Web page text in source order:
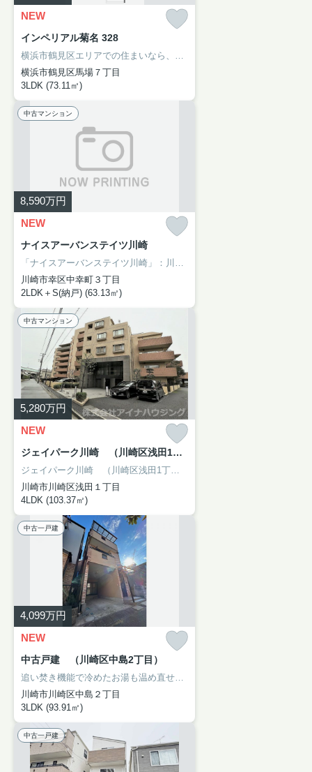
NEW
インペリアル菊名 328
横浜市鶴見区エリアでの住まいなら、住み心地も快適な「インペリアル菊名」はいかがでしょうか。13.41㎡の広さのバルコニー付き物件です。お引っ越しなら、菊名近くをご検討ください。アイナハウジングまでのお問い合わせは、044-230-0480、またはinfo@aina-housing.co.jpまでお待ちしております。
横浜市鶴見区馬場７丁目
3LDK (73.11㎡)
中古マンション
8,590万円
NEW
ナイスアーバンステイツ川崎
「ナイスアーバンステイツ川崎」：川崎市幸区エリアの新居にピッタリ。使い方も様々な、利便性の高いサービスルーム付き2SLDK物件。駅から徒歩6分の物件です。利便性の高い生活ができる川崎周辺で住まいをお求めになるのなら、アイナハウジングにご連絡下さい。044-230-0480からお問い合わせをお待ちしております。
川崎市幸区中幸町３丁目
2LDK＋S(納戸) (63.13㎡)
中古マンション
5,280万円
NEW
ジェイパーク川崎 （川崎区浅田1丁目）
ジェイパーク川崎 （川崎区浅田1丁目）：南武線小田栄駅にも近くて便利。専有面積103.37㎡もあるので有効活用しましょう。バルコニーが2面付いています。中古マンションなら、物件の購入もスムーズです。川崎市川崎区で新しい住環境をお探しなら、南武線小田栄近くでお求め下さい。アイナハウジングにご来店をお待ちしております。
川崎市川崎区浅田１丁目
4LDK (103.37㎡)
中古一戸建
4,099万円
NEW
中古戸建 （川崎区中島2丁目）
追い焚き機能で冷めたお湯も温め直せます。駅まで徒歩12分でアクセス可能です。システムキッチン付きの物件でカラーリングも統一できるため見た目に一体感が生まれ、美しいです。広々とした15帖以上のLDKで家族とゆったり過ごせます。川崎市川崎区で一戸建てを探すなら、アイナハウジングにお問い合わせください。当社へは044-230-0480からご連絡頂けます。
川崎市川崎区中島２丁目
3LDK (93.91㎡)
中古一戸建